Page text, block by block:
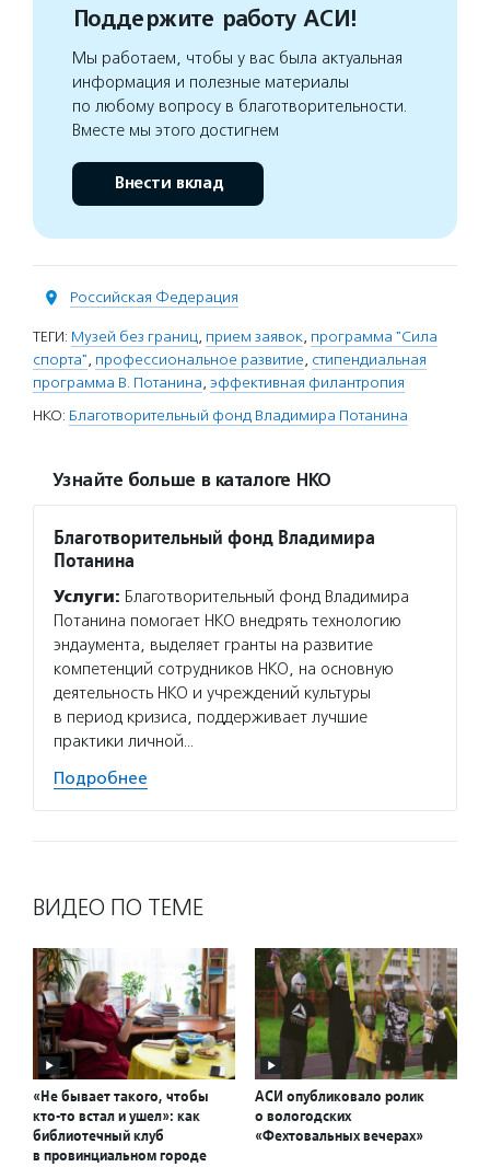
Поддержите работу АСИ!
Мы работаем, чтобы у вас была актуальная
информация и полезные материалы
по любому вопросу в благотворительности.
Вместе мы этого достигнем
Внести вклад
Российская Федерация
ТЕГИ: Музей без границ, прием заявок, программа "Сила
спорта", профессиональное развитие, стипендиальная
программа В. Потанина, эффективная филантропия
НКО: Благотворительный фонд Владимира Потанина
Узнайте больше в каталоге НКО
Благотворительный фонд Владимира
Потанина
Услуги: Благотворительный фонд Владимира
Потанина помогает НКО внедрять технологию
эндаумента, выделяет гранты на развитие
компетенций сотрудников НКО, на основную
деятельность НКО и учреждений культуры
в период кризиса, поддерживает лучшие
практики личной…
Подробнее
ВИДЕО ПО ТЕМЕ
«Не бывает такого, чтобы
кто-то встал и ушел»: как
библиотечный клуб
в провинциальном городе
АСИ опубликовало ролик
о вологодских
«Фехтовальных вечерах»